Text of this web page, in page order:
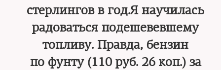
стерлингов в год.Я научилась
радоваться подешевевшему
топливу. Правда, бензин
по фунту (110 руб. 26 коп.) за